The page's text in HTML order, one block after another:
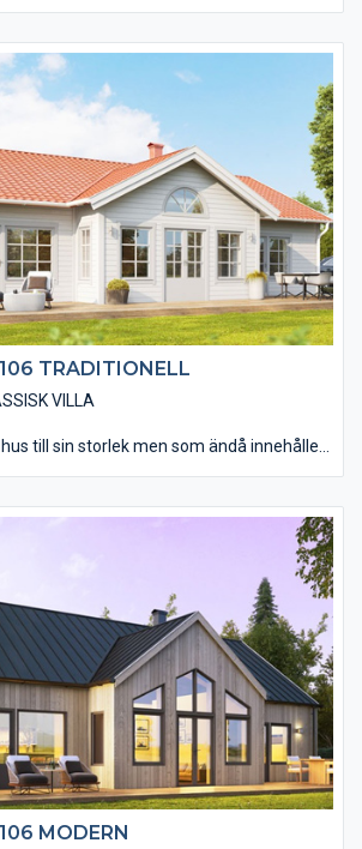
högt uppsatta fönster. Huset blir extra
träpanel, svarta fönster och dörrar.
mängd olika kulör- och materialalternativ
in miljön på byggplatsen.
TRADITIONELL
VILLA
till sin storlek men som ändå innehåller
passar in i princip överallt. Materialvalen
den klassiska känslan. Den smarta
huset rymmer allt man kan önska sig.
en öppen anslutning till kök och matplats
som leder ut till altanen. Välj att öppna
i vardagsrummet (ryggåstak) för att få
rymd i rummet. Huset har tre väl tilltagna
och en separat toalett.
MODERN